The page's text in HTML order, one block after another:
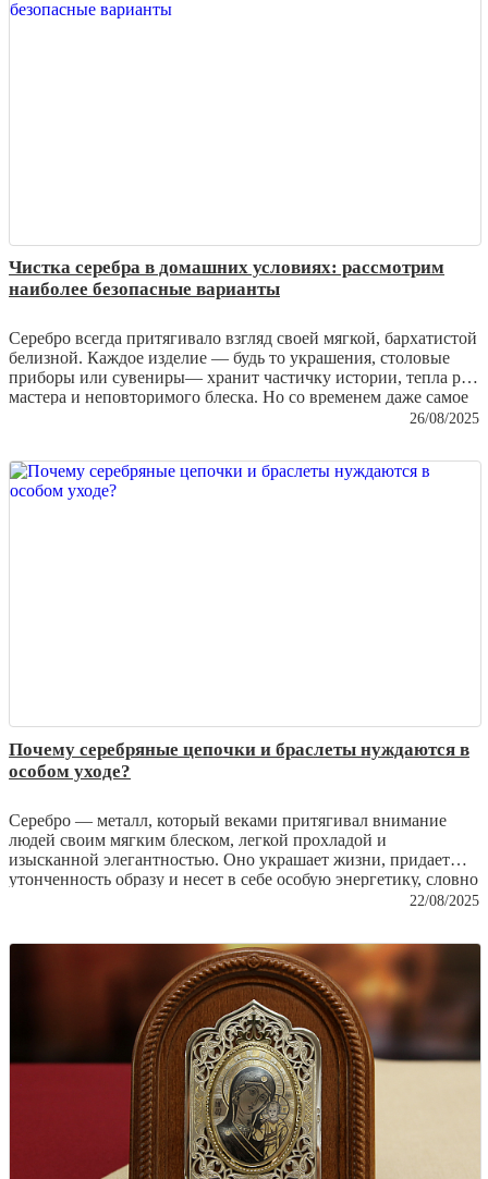
Чистка серебра в домашних условиях: рассмотрим
наиболее безопасные варианты
Серебро всегда притягивало взгляд своей мягкой, бархатистой
белизной. Каждое изделие — будь то украшения, столовые
приборы или сувениры— хранит частичку истории, тепла рук
мастера и неповторимого блеска. Но со временем даже самое
качественное серебро тускнеет, покрывается налетом и теряет
чистка, которую можно проводить дома. Важно лишь
выбирать безопасные методы, чтобы не повредить хрупкую
поверхность и сохранить ценность изделия.
26/08/2025
Почему серебряные цепочки и браслеты нуждаются в
особом уходе?
Серебро — металл, который веками притягивал внимание
людей своим мягким блеском, легкой прохладой и
изысканной элегантностью. Оно украшает жизни, придает
утонченность образу и несет в себе особую энергетику, словно
капля лунного света, застывшая в виде ювелирного изделия.
В этой статье мы расскажем, почему серебряные цепочки и
браслеты нуждаются в особом уходе и как сохранить их
первозданную красоту.
22/08/2025